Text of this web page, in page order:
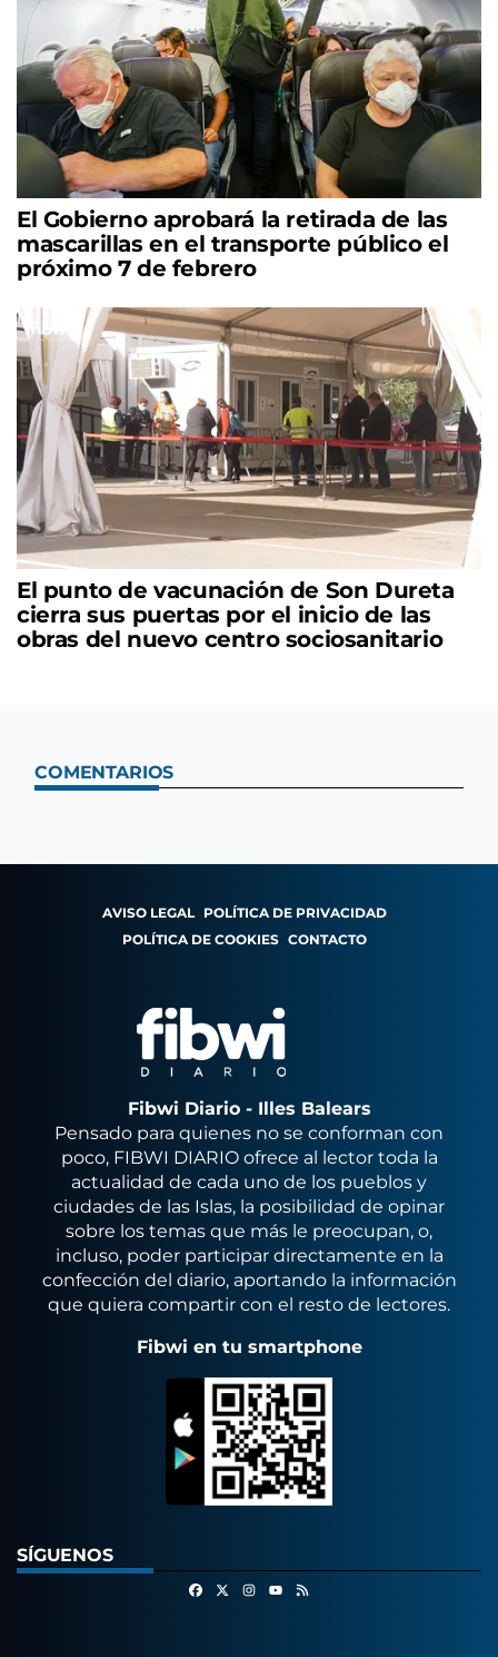
El Gobierno aprobará la retirada de las
mascarillas en el transporte público el
próximo 7 de febrero
El punto de vacunación de Son Dureta
cierra sus puertas por el inicio de las
obras del nuevo centro sociosanitario
COMENTARIOS
AVISO LEGAL POLÍTICA DE PRIVACIDAD
POLÍTICA DE COOKIES CONTACTO
Fibwi Diario - Illes Balears
Pensado para quienes no se conforman con
poco, FIBWI DIARIO ofrece al lector toda la
actualidad de cada uno de los pueblos y
ciudades de las Islas, la posibilidad de opinar
sobre los temas que más le preocupan, o,
incluso, poder participar directamente en la
confección del diario, aportando la información
que quiera compartir con el resto de lectores.
Fibwi en tu smartphone
SÍGUENOS
FacebookInstagram